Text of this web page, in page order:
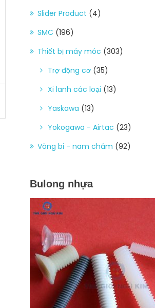
Slider Product (4)
SMC (196)
Thiết bị máy móc (303)
Trợ động cơ (35)
Xi lanh các loại (13)
Yaskawa (13)
Yokogawa - Airtac (23)
Vòng bi - nam châm (92)
Bulong nhựa